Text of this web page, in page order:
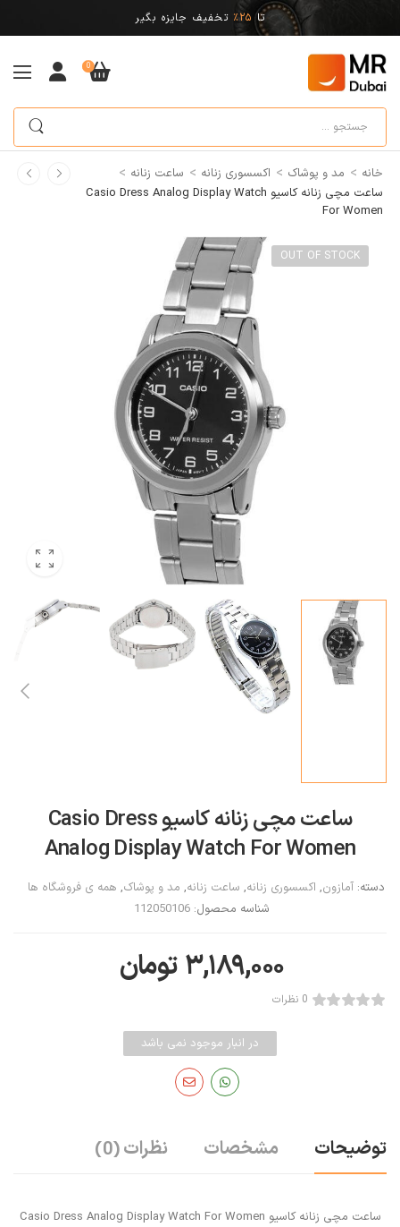
تا 25% تخفیف جایزه بگیر
0
خانه > مد و پوشاک > اکسسوری زنانه > ساعت زنانه >
ساعت مچی زنانه کاسیو Casio Dress Analog Display Watch
For Women
OUT OF STOCK
ساعت مچی زنانه کاسیو Casio Dress
Analog Display Watch For Women
دسته:آمازون, اکسسوری زنانه, ساعت زنانه, مد و پوشاک, همه ی فروشگاه ها
شناسه محصول:112050106
۳,۱۸۹,۰۰۰ تومان
0 نظرات
در انبار موجود نمی باشد
توضیحات مشخصات نظرات(0)
ساعت مچی زنانه کاسیو Casio Dress Analog Display Watch For Women